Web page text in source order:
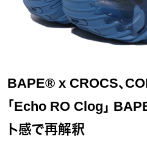
BAPE® x CROCS、
「Echo RO Clog」
ト感で再解釈